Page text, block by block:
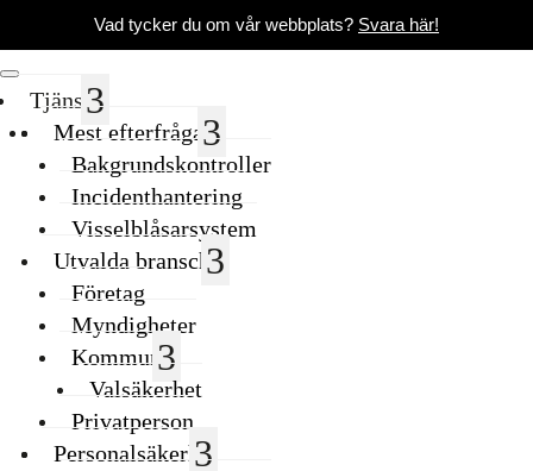
Vad tycker du om vår webbplats? Svara här!
Tjänster
Mest efterfrågade
Bakgrundskontroller
Incidenthantering
Visselblåsarsystem
Utvalda branscher
Företag
Myndigheter
Kommuner
Valsäkerhet
Privatperson
Personalsäkerhet